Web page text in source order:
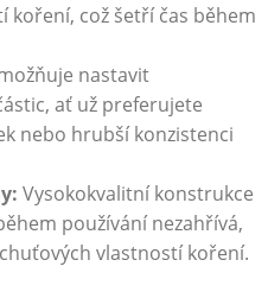
což šetří čas během
nastavit
ať už preferujete
nebo hrubší konzistenci
Vysokokvalitní‌ konstrukce
používání nezahřívá,
⁢vlastností ⁤koření.